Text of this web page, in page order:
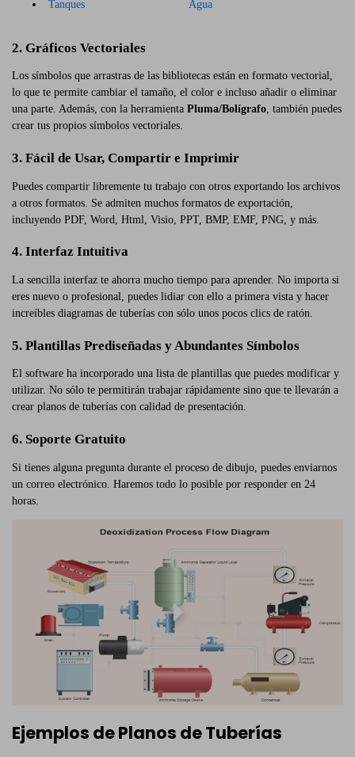
Tanques Agua
2. Gráficos Vectoriales
Los símbolos que arrastras de las bibliotecas están en formato vectorial,
lo que te permite cambiar el tamaño, el color e incluso añadir o eliminar
una parte. Además, con la herramienta Pluma/Bolígrafo, también puedes
crear tus propios símbolos vectoriales.
3. Fácil de Usar, Compartir e Imprimir
Puedes compartir libremente tu trabajo con otros exportando los archivos
a otros formatos. Se admiten muchos formatos de exportación,
incluyendo PDF, Word, Html, Visio, PPT, BMP, EMF, PNG, y más.
4. Interfaz Intuitiva
La sencilla interfaz te ahorra mucho tiempo para aprender. No importa si
eres nuevo o profesional, puedes lidiar con ello a primera vista y hacer
increíbles diagramas de tuberías con sólo unos pocos clics de ratón.
5. Plantillas Prediseñadas y Abundantes Símbolos
El software ha incorporado una lista de plantillas que puedes modificar y
utilizar. No sólo te permitirán trabajar rápidamente sino que te llevarán a
crear planos de tuberías con calidad de presentación.
6. Soporte Gratuito
Si tienes alguna pregunta durante el proceso de dibujo, puedes enviarnos
un correo electrónico. Haremos todo lo posible por responder en 24
horas.
Ejemplos de Planos de Tuberías